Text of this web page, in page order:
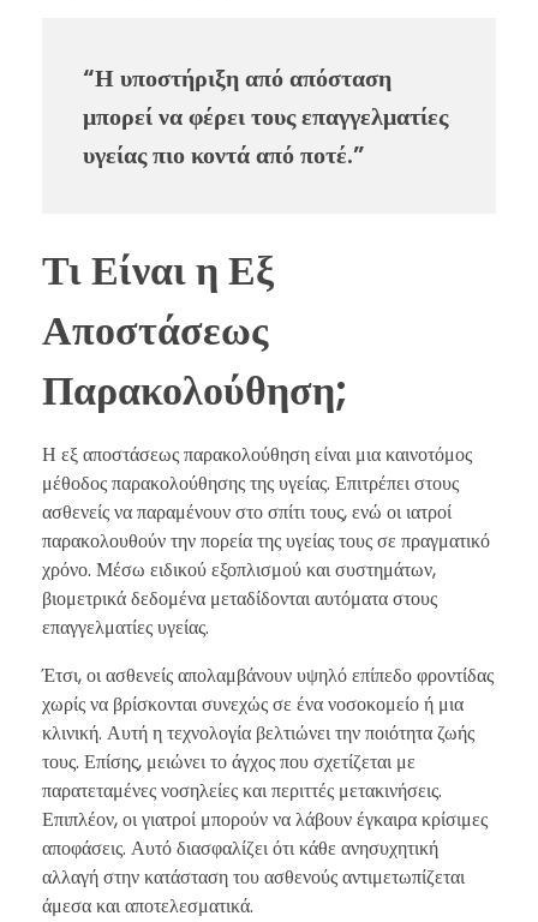
“Η υποστήριξη από απόσταση
μπορεί να φέρει τους επαγγελματίες
υγείας πιο κοντά από ποτέ.”
Τι Είναι η Εξ
Αποστάσεως
Παρακολούθηση;
Η εξ αποστάσεως παρακολούθηση είναι μια καινοτόμος
μέθοδος παρακολούθησης της υγείας. Επιτρέπει στους
ασθενείς να παραμένουν στο σπίτι τους, ενώ οι ιατροί
παρακολουθούν την πορεία της υγείας τους σε πραγματικό
χρόνο. Μέσω ειδικού εξοπλισμού και συστημάτων,
βιομετρικά δεδομένα μεταδίδονται αυτόματα στους
επαγγελματίες υγείας.
Έτσι, οι ασθενείς απολαμβάνουν υψηλό επίπεδο φροντίδας
χωρίς να βρίσκονται συνεχώς σε ένα νοσοκομείο ή μια
κλινική. Αυτή η τεχνολογία βελτιώνει την ποιότητα ζωής
τους. Επίσης, μειώνει το άγχος που σχετίζεται με
παρατεταμένες νοσηλείες και περιττές μετακινήσεις.
Επιπλέον, οι γιατροί μπορούν να λάβουν έγκαιρα κρίσιμες
αποφάσεις. Αυτό διασφαλίζει ότι κάθε ανησυχητική
αλλαγή στην κατάσταση του ασθενούς αντιμετωπίζεται
άμεσα και αποτελεσματικά.